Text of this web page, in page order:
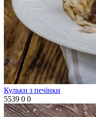
Кульки з печінки
5539 0 0